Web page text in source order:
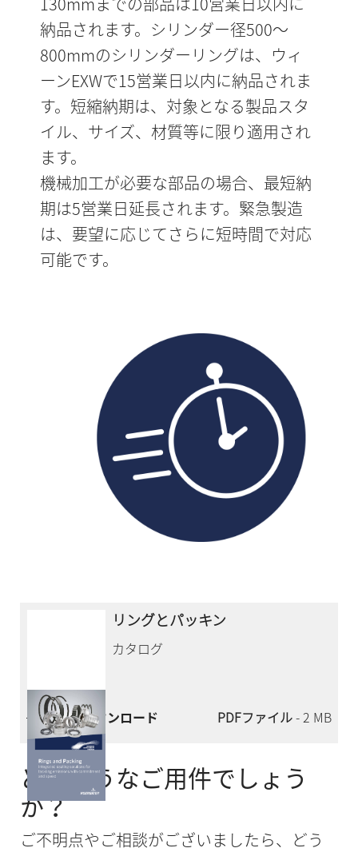
納品されます。シリンダー径500～
800mmのシリンダーリングは、ウィ
ーンEXWで15営業日以内に納品されま
す。短縮納期は、対象となる製品スタ
イル、サイズ、材質等に限り適用され
ます。
機械加工が必要な部品の場合、最短納
期は5営業日延長されます。緊急製造
は、要望に応じてさらに短時間で対応
可能です。
リングとパッキン
カタログ
今すぐダウンロード PDFファイル- 2 MB
どのようなご用件でしょう
か？
ご不明点やご相談がございましたら、どう